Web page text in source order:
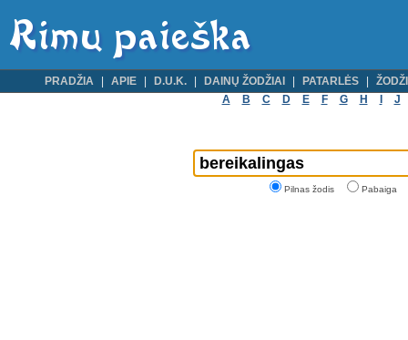
PRADŽIA APIE D.U.K. DAINŲ ŽODŽIAI PATARLĖS
A
B C D E F G H J
Pilnas žodis Pabaiga